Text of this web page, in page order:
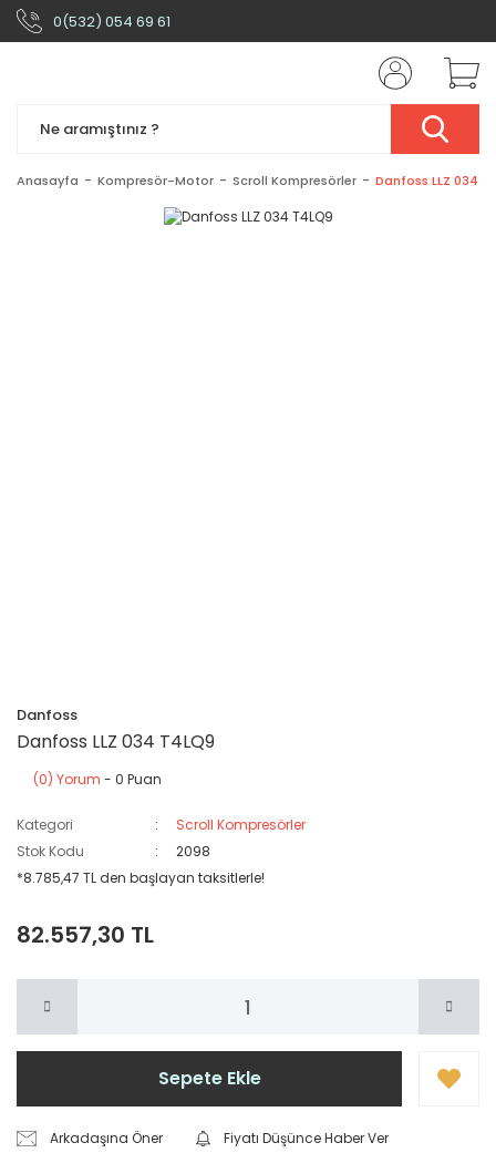
0(532) 054 69 61
Anasayfa Kompresör-Motor Scroll Kompresörler Danfoss LLZ 034
Danfoss
Danfoss LLZ 034 T4LQ9
(0) Yorum - 0 Puan
Kategori
Scroll Kompresörler
Stok Kodu
2098
*8.785,47 TL den başlayan taksitlerle!
82.557,30 TL
Sepete Ekle
Arkadaşına Öner
Fiyatı Düşünce Haber Ver